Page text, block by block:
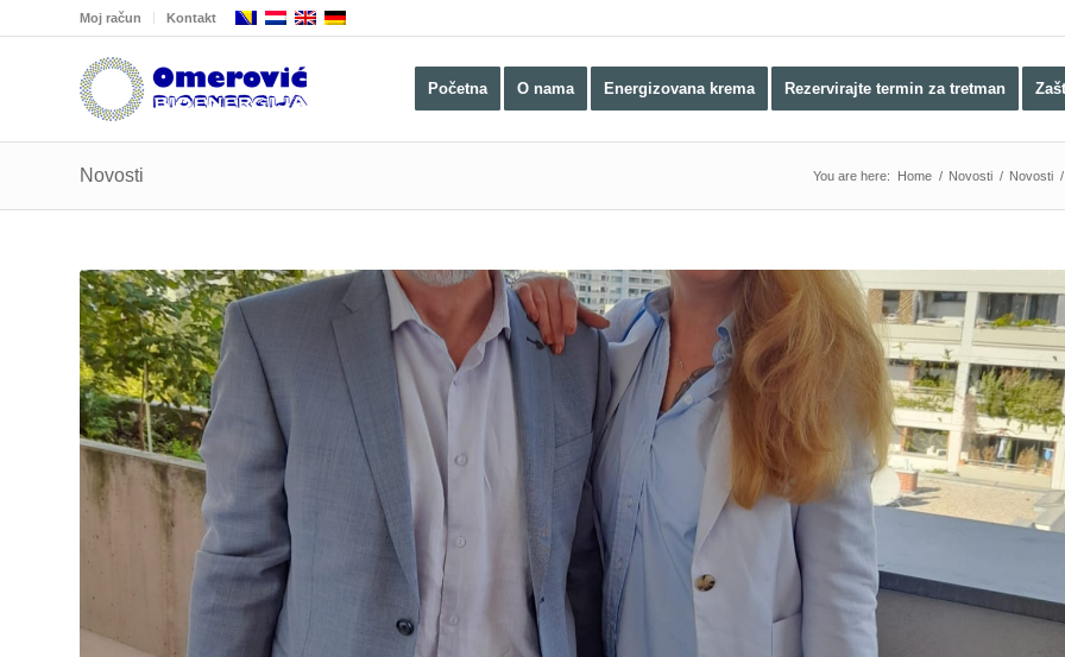
Moj račun Kontakt
Početna O nama Energizovana krema Rezervirajte termin za tretman
Novosti You are here: Home / Novosti / Novosti /